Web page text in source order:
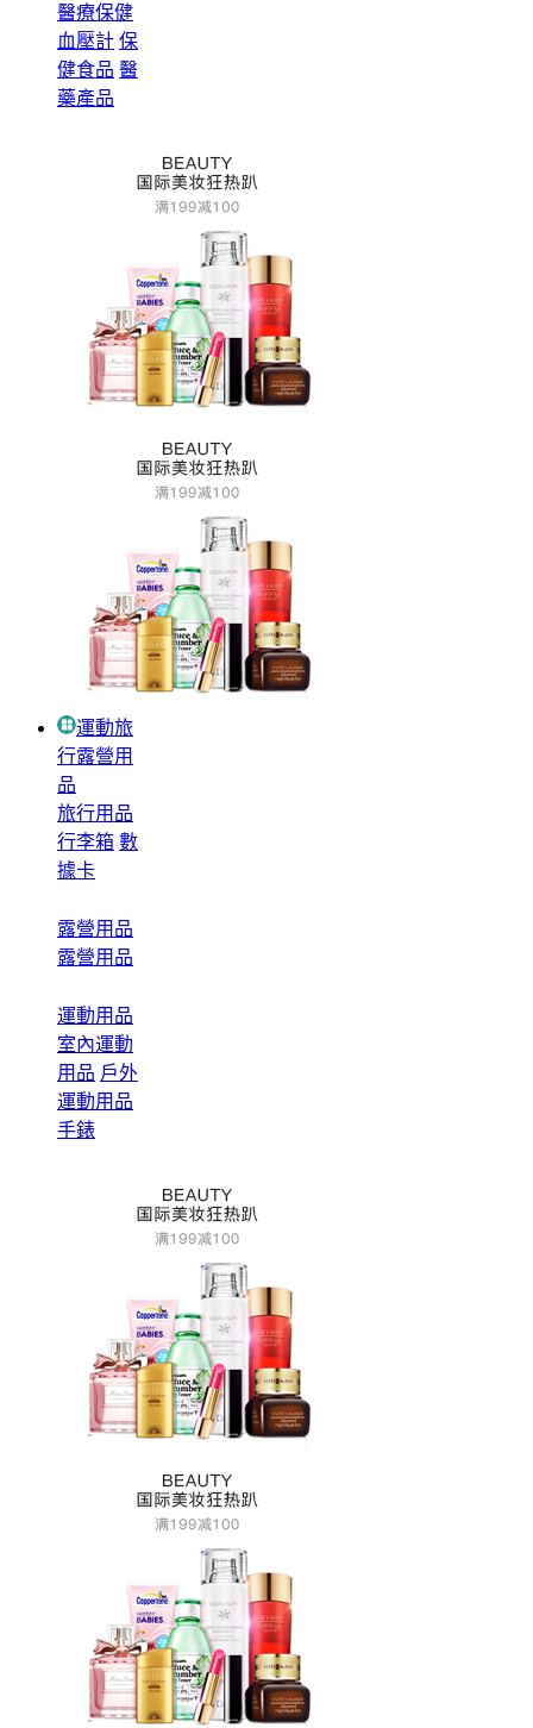
醫療保健
血壓計 保
健食品 醫
藥產品
運動旅
行露營用
品
旅行用品
行李箱 數
據卡
露營用品
露營用品
運動用品
室內運動
用品 戶外
運動用品
手錶